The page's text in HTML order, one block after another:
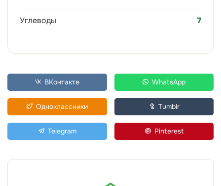
Углеводы 7
ВКонтакте WhatsApp
Одноклассники Tumblr
Telegram Pinterest